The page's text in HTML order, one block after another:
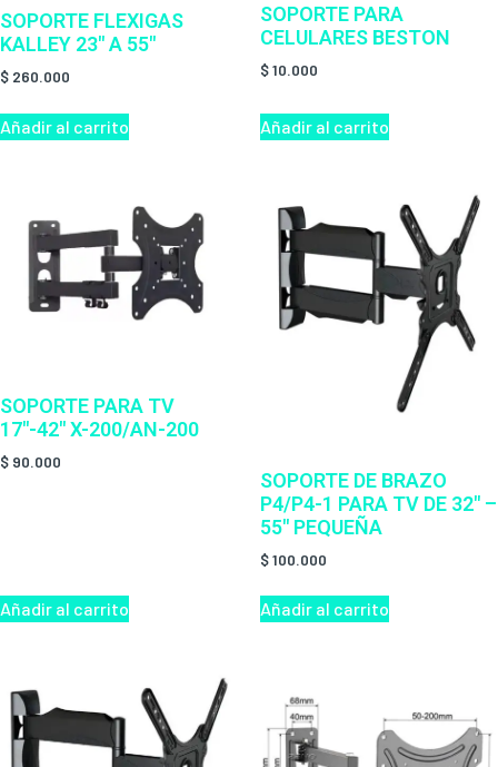
SOPORTE FLEXIGAS
KALLEY 23″ A 55″
$ 260.000
Añadir al carrito
SOPORTE PARA
CELULARES BESTON
$10.000
Añadir al carrito
SOPORTE PARA TV
17″-42″ X-200/AN-200
$ 90.000
Añadir al carrito
SOPORTE DE BRAZO
P4/P4-1 PARA TV DE 32″ –
55″ PEQUEÑA
$100.000
Añadir al carrito